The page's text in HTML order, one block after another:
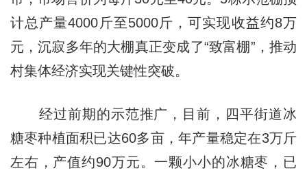
计总产量4000斤至5000斤，可实现收益约8万
元，沉寂多年的大棚真正变成了“致富棚”，推动
村集体经济实现关键性突破。
经过前期的示范推广，目前，四平街道冰
糖枣种植面积已达60多亩，年产量稳定在3万斤
左右，产值约90万元。一颗小小的冰糖枣，已